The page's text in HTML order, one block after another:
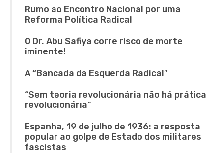
Rumo ao Encontro Nacional por uma
Reforma Política Radical
O Dr. Abu Safiya corre risco de morte
iminente!
A “Bancada da Esquerda Radical”
“Sem teoria revolucionária não há prática
revolucionária”
Espanha, 19 de julho de 1936: a resposta
popular ao golpe de Estado dos militares
fascistas